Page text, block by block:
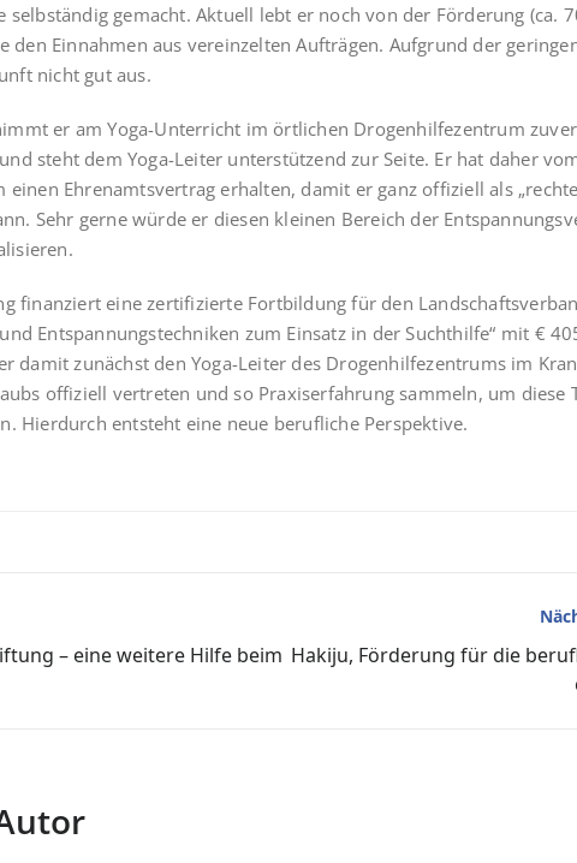
selbständig gemacht. Aktuell lebt er noch von der Förderung (ca.
den Einnahmen aus vereinzelten Aufträgen. Aufgrund der
nicht gut aus.
er am Yoga-Unterricht im örtlichen Drogenhilfezentrum
steht dem Yoga-Leiter unterstützend zur Seite. Er hat daher
Ehrenamtsvertrag erhalten, damit er ganz offiziell als „rechte
Sehr gerne würde er diesen kleinen Bereich der
finanziert eine zertifizierte Fortbildung für den
Entspannungstechniken zum Einsatz in der Suchthilfe“ mit €
damit zunächst den Yoga-Leiter des Drogenhilfezentrums im
offiziell vertreten und so Praxiserfahrung sammeln, um diese
Hierdurch entsteht eine neue berufliche Perspektive.
– eine weitere Hilfe beim Hakiju, Förderung für die